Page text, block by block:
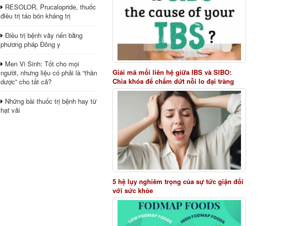
RESOLOR, Prucalopride, thuốc
điều trị táo bón kháng trị
Điều trị bệnh vảy nến bằng
phương pháp Đông y
Men Vi Sinh: Tốt cho mọi
người, nhưng liệu có phải là “thần
dược” cho tất cả?
Những bài thuốc trị bệnh hay từ
hạt vải
Giải mã mối liên hệ giữa IBS và SIBO:
Chìa khóa để chấm dứt nỗi lo đại tràng
5 hệ lụy nghiêm trọng của sự tức giận đối
với sức khỏe